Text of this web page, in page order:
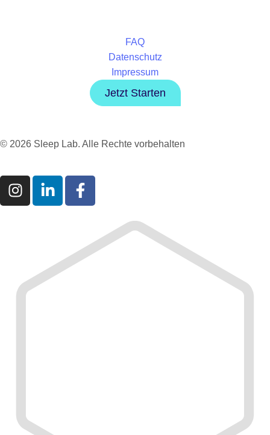
FAQ
Datenschutz
Impressum
Jetzt Starten
© 2026 Sleep Lab. Alle Rechte vorbehalten